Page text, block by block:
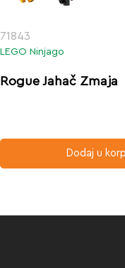
71843
LEGO Ninjago
Rogue Jahač Zmaja
Dodaj u